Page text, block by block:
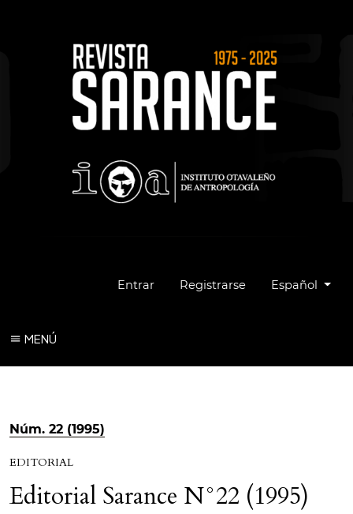
Entrar Registrarse Cambiar el
Español
MENÚ
Núm. 22 (1995)
EDITORIAL
Editorial Sarance N°22 (1995)